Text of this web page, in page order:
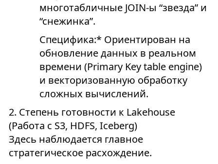
многотабличные JOIN-ы “звезда” и
“снежинка”.
Специфика:* Ориентирован на
обновление данных в реальном
времени (Primary Key table engine)
и векторизованную обработку
сложных вычислений.
2. Степень готовности к Lakehouse
(Работа с S3, HDFS, Iceberg)
Здесь наблюдается главное
стратегическое расхождение.